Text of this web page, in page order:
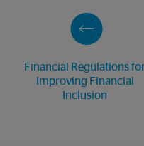
Financial Regulations
Improving Financial
Inclusion